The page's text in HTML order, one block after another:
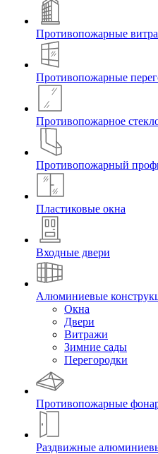
Противопожарные
Противопожарные
Противопожарное
Противопожарный
Пластиковые окна
Входные двери
Алюминиевые
Окна
Двери
Витражи
Зимние сады
Перегородки
Противопожарные
Раздвижные